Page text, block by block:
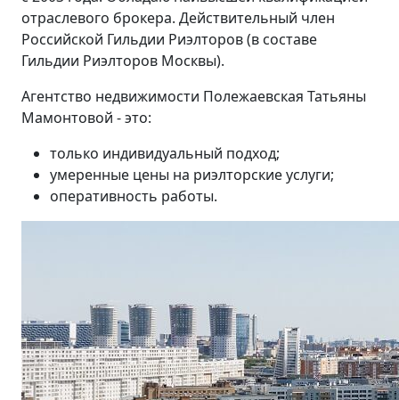
отраслевого брокера. Действительный член
Российской Гильдии Риэлторов (в составе
Гильдии Риэлторов Москвы).
Агентство недвижимости Полежаевская Татьяны
Мамонтовой - это:
только индивидуальный подход;
умеренные цены на риэлторские услуги;
оперативность работы.